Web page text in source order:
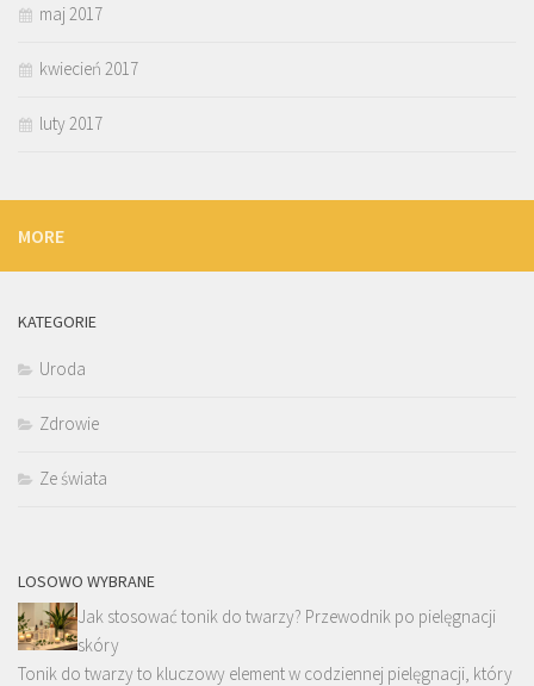
maj 2017
kwiecień 2017
luty 2017
MORE
KATEGORIE
Uroda
Zdrowie
Ze świata
LOSOWO WYBRANE
Jak stosować tonik do twarzy? Przewodnik po pielęgnacji
skóry
Tonik do twarzy to kluczowy element w codziennej pielęgnacji, który